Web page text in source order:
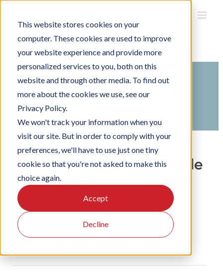
This website stores cookies on your
computer. These cookies are used to improve
your website experience and provide more
personalized services to you, both on this
website and through other media. To find out
more about the cookies we use, see our
Privacy Policy.
We won't track your information when you
visit our site. But in order to comply with your
preferences, we'll have to use just one tiny
cookie so that you're not asked to make this
choice again.
Accept
Decline
Ga
inhoud
Search
Home Kennisbank
Privacy voor eindgebruikers
Waarom vraagt de mobiele
app toestemming om mijn
camera te gebruiken?
We gebruiken toegang tot je camera om inchecken via QR code